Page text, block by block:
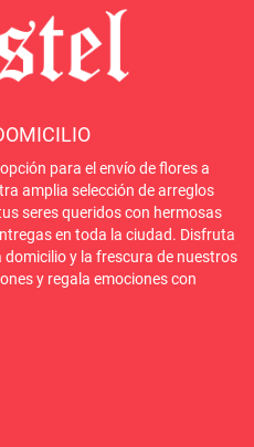
para el envío de flores a
amplia selección de arreglos
seres queridos con hermosas
en toda la ciudad. Disfruta
y la frescura de nuestros
y regala emociones con